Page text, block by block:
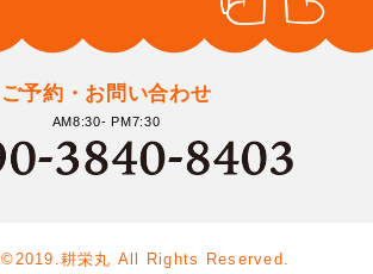
ご予約・お問い合わせ
AM8:30- PM7:30
耕栄丸 All Rights Reserved.